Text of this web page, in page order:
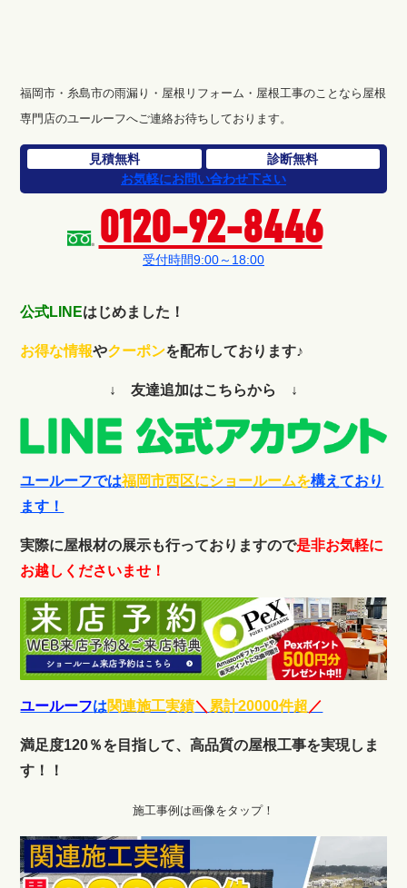
福岡市・糸島市の雨漏り・屋根リフォーム・屋根工事のことなら屋根
専門店のユールーフへご連絡お待ちしております。
見積無料
診断無料
お気軽にお問い合わせ下さい
0120-92-8446
受付時間9:00～18:00
公式LINEはじめました！
お得な情報やクーポンを配布しております♪
↓ 友達追加はこちらから ↓
ユールーフでは福岡市西区にショールームを構えており
ます！
実際に屋根材の展示も行っておりますので是非お気軽に
お越しくださいませ！
ユールーフは関連施工実績＼ 累計20000件超 ／
満足度120％を目指して、高品質の屋根工事を実現しま
す！！
施工事例は画像をタップ！